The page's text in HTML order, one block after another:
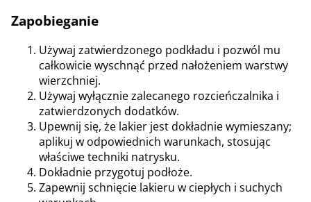
Zapobieganie
Używaj zatwierdzonego podkładu i pozwól mu
całkowicie wyschnąć przed nałożeniem warstwy
wierzchniej.
Używaj wyłącznie zalecanego rozcieńczalnika i
zatwierdzonych dodatków.
Upewnij się, że lakier jest dokładnie wymieszany;
aplikuj w odpowiednich warunkach, stosując
właściwe techniki natrysku.
Dokładnie przygotuj podłoże.
Zapewnij schnięcie lakieru w ciepłych i suchych